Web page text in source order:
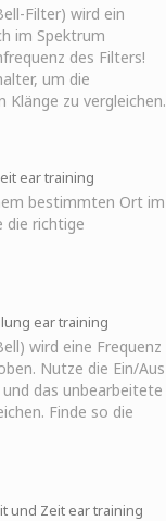
Filter) wird ein
im Spektrum
des Filters!
um die
zu vergleichen.
ear training
bestimmten Ort im
die richtige
ear training
wird eine Frequenz
Nutze die Ein/Aus
das unbearbeitete
Finde so die
und Zeit ear training